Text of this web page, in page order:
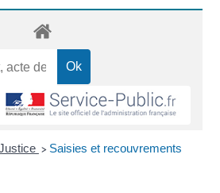
> Saisies et recouvrements